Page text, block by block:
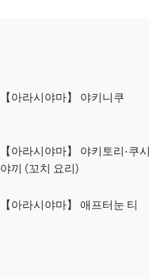
【아라시야마】 야키니쿠
【아라시야마】 야키토리·쿠시
야끼 (꼬치 요리)
【아라시야마】 애프터눈 티